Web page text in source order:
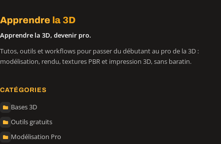
Apprendre la 3D
Apprendre la 3D, devenir pro.
Tutos, outils et workflows pour passer du débutant au pro de la 3D :
modélisation, rendu, textures PBR et impression 3D, sans baratin.
CATÉGORIES
Bases 3D
Outils gratuits
Modélisation Pro